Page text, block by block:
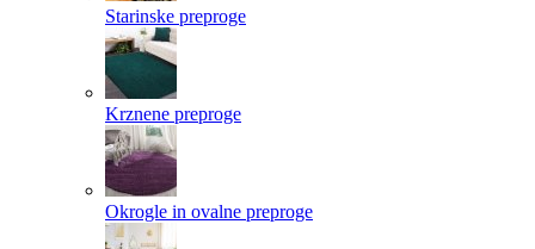
Starinske preproge
Krznene preproge
Okrogle in ovalne preproge